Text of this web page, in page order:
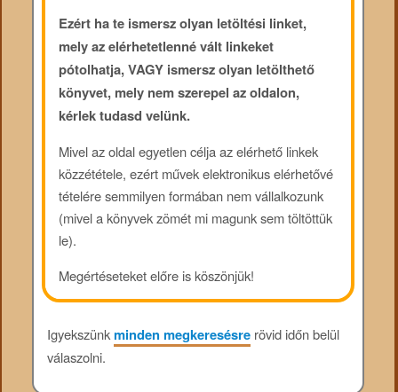
Ezért ha te ismersz olyan letöltési linket,
mely az elérhetetlenné vált linkeket
pótolhatja, VAGY ismersz olyan letölthető
könyvet, mely nem szerepel az oldalon,
kérlek tudasd velünk.
Mivel az oldal egyetlen célja az elérhető linkek
közzététele, ezért művek elektronikus elérhetővé
tételére semmilyen formában nem vállalkozunk
(mivel a könyvek zömét mi magunk sem töltöttük
le).
Megértéseteket előre is köszönjük!
Igyekszünkminden megkeresésrerövid időn belül
válaszolni.